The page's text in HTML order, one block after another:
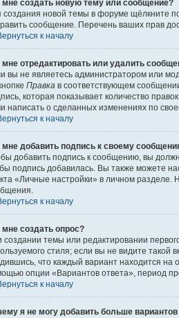
мне создать новую тему или сообщение?
создания новой темы в форуме щёлкните
сообщение. Перечень ваших прав
к началу
мне отредактировать или удалить
вы не являетесь администратором или
Правка в соответствующем
которая показывает количество
написать о сделанных изменениях по
к началу
мне добавить подпись к своему
добавить подпись к сообщению, вы
подпись добавилась. Вы также можете
«Личные настройки» в личном
к началу
мне создать опрос?
создании темы или редактировании
стиля; если вы не видите
что каждый вариант находится на
опции «Вариантов ответа», период
к началу
я не могу добавить больше вариантов